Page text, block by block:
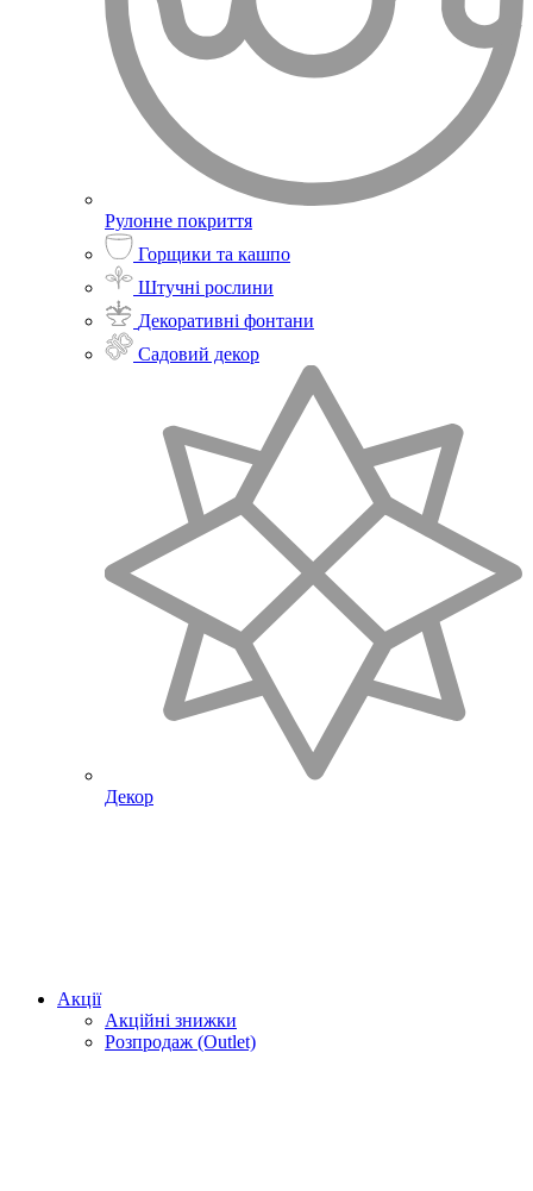
Рулонне покриття
Горщики та кашпо
Штучні рослини
Декоративні фонтани
Садовий декор
Декор
Акції
Акційні знижки
Розпродаж (Outlet)